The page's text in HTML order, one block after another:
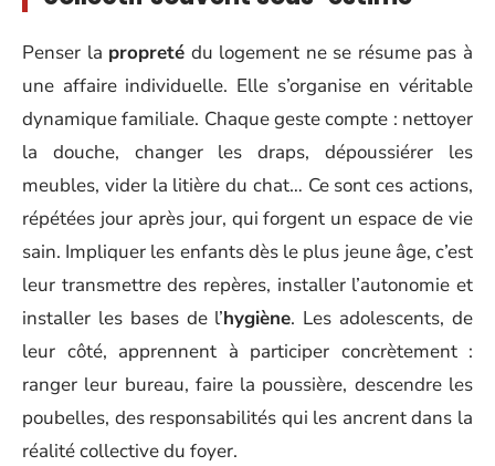
Penser la propreté du logement ne se résume pas à
une affaire individuelle. Elle s’organise en véritable
dynamique familiale. Chaque geste compte : nettoyer
la douche, changer les draps, dépoussiérer les
meubles, vider la litière du chat… Ce sont ces actions,
répétées jour après jour, qui forgent un espace de vie
sain. Impliquer les enfants dès le plus jeune âge, c’est
leur transmettre des repères, installer l’autonomie et
installer les bases de l’hygiène. Les adolescents, de
leur côté, apprennent à participer concrètement :
ranger leur bureau, faire la poussière, descendre les
poubelles, des responsabilités qui les ancrent dans la
réalité collective du foyer.